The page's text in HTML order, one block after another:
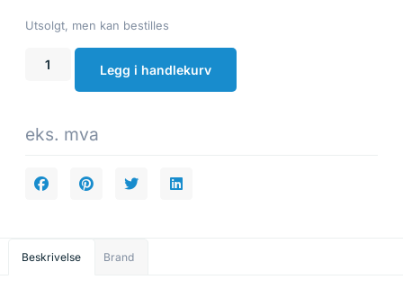
Utsolgt, men kan bestilles
Legg i handlekurv
eks. mva
Beskrivelse Brand